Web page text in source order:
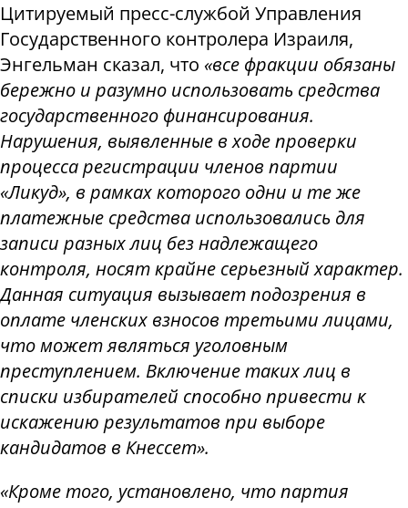
Цитируемый пресс-службой Управления
Государственного контролера Израиля,
Энгельман сказал, что «все фракции обязаны
бережно и разумно использовать средства
государственного финансирования.
Нарушения, выявленные в ходе проверки
процесса регистрации членов партии
«Ликуд», в рамках которого одни и те же
платежные средства использовались для
записи разных лиц без надлежащего
контроля, носят крайне серьезный характер.
Данная ситуация вызывает подозрения в
оплате членских взносов третьими лицами,
что может являться уголовным
преступлением. Включение таких лиц в
списки избирателей способно привести к
искажению результатов при выборе
кандидатов в Кнессет».
«Кроме того, установлено, что партия